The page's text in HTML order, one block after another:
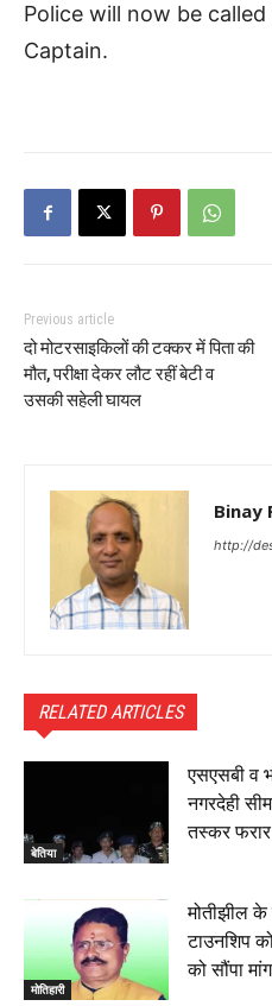
Police will now be
Captain.
Previous article
दो मोटरसाइकिलों की टक्कर में पिता की
मौत, परीक्षा देकर लौट रहीं बेटी व
उसकी सहेली घायल
Binay
http://
RELATED ARTICLES
बेतिया
एसएसबी व
नगरदेही
तस्कर फरार
मोतिहारी
मोतीझील के
टाउनशिप
को सौंपा